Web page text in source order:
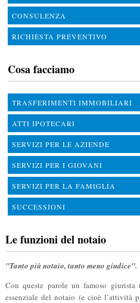
CONSULENZA
RICHIESTA PREVENTIVO
Cosa facciamo
TRASFERIMENTI IMMOBILIARI
ATTI IPOTECARI
SERVIZI PER LE AZIENDE
SERVIZI PER I GIOVANI
SERVIZI PER LA FAMIGLIA
SUCCESSIONI
Le funzioni del notaio
"Tanto più notaio, tanto meno giudice".
Con queste parole un famoso
essenziale del notaio (e cioè l’attività